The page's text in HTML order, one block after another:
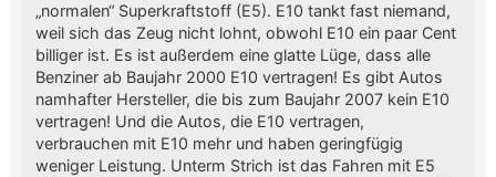
„normalen“ Superkraftstoff (E5). E10 tankt fast niemand,
weil sich das Zeug nicht lohnt, obwohl E10 ein paar Cent
billiger ist. Es ist außerdem eine glatte Lüge, dass alle
Benziner ab Baujahr 2000 E10 vertragen! Es gibt Autos
namhafter Hersteller, die bis zum Baujahr 2007 kein E10
vertragen! Und die Autos, die E10 vertragen,
verbrauchen mit E10 mehr und haben geringfügig
weniger Leistung. Unterm Strich ist das Fahren mit E5